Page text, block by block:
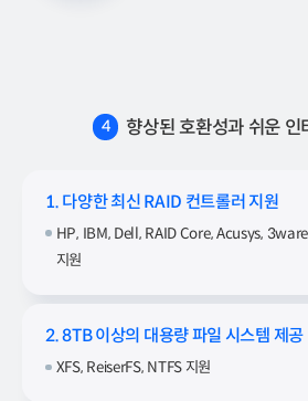
4 향상된 호환성과 쉬운 인
1. 다양한 최신 RAID 컨트롤러 지원
HP, IBM, Dell, RAID Core, Acusys,
지원
2. 8TB 이상의 대용량 파일 시스템 제공
XFS, ReiserFS, NTFS 지원